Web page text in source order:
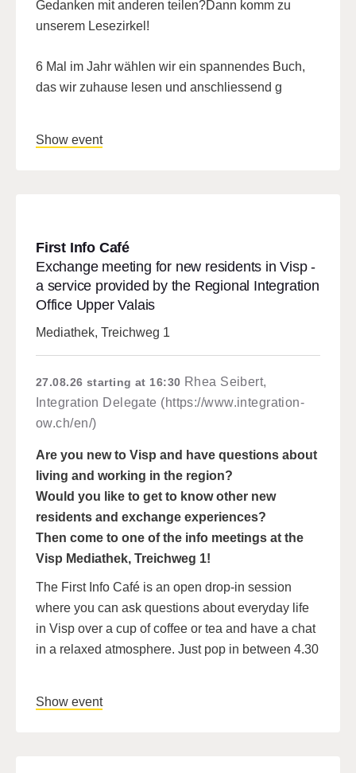
Gedanken mit anderen teilen?Dann komm zu
unserem Lesezirkel!
6 Mal im Jahr wählen wir ein spannendes Buch,
das wir zuhause lesen und anschliessend g
Show event
First Info Café
Exchange meeting for new residents in Visp -
a service provided by the Regional Integration
Office Upper Valais
Mediathek, Treichweg 1
27.08.26 starting at 16:30 Rhea Seibert,
Integration Delegate (https://www.integration-
ow.ch/en/)
Are you new to Visp and have questions about
living and working in the region?
Would you like to get to know other new
residents and exchange experiences?
Then come to one of the info meetings at the
Visp Mediathek, Treichweg 1!
The First Info Café is an open drop-in session
where you can ask questions about everyday life
in Visp over a cup of coffee or tea and have a chat
in a relaxed atmosphere. Just pop in between 4.30
Show event